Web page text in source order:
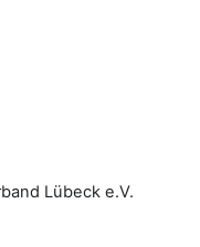
Lübeck e.V.